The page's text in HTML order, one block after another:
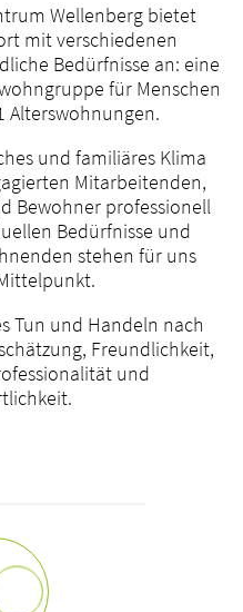
Wellenberg bietet
mit verschiedenen
Bedürfnisse an: eine
für Menschen
Alterswohnungen.
und familiäres Klima
Mitarbeitenden,
Bewohner professionell
Bedürfnisse und
stehen für uns
Tun und Handeln nach
Freundlichkeit,
und